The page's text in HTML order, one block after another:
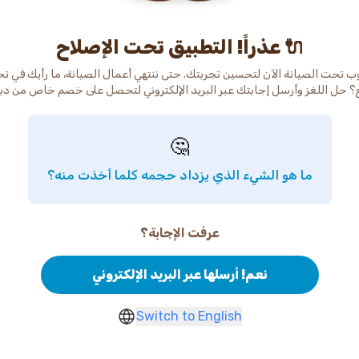
عذراً! التطبيق تحت الإصلاح 🔌
تحت الصيانة الآن لتحسين تجربتك. حتى ننتهي أعمال الصيانة، ما رأيك في
🤔
ما هو الشيء الذي يزداد حجمه كلما أخذت منه؟
عرفت الإجابة؟
نعم! أرسلها عبر البريد الإلكتروني
Switch to English